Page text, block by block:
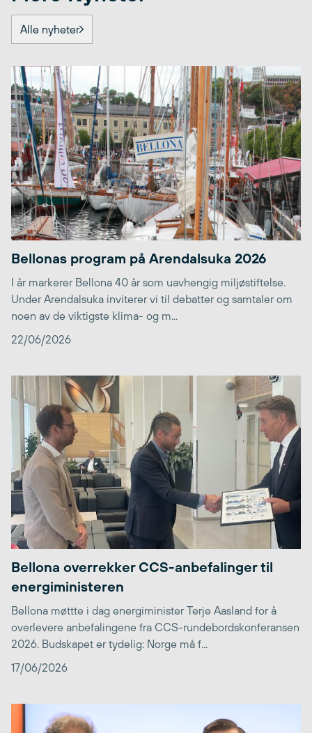
Alle nyheter
Bellonas program på Arendalsuka 2026
I år markerer Bellona 40 år som uavhengig miljøstiftelse.
Under Arendalsuka inviterer vi til debatter og samtaler om
noen av de viktigste klima- og m...
22/06/2026
Bellona overrekker CCS-anbefalinger til
energiministeren
Bellona møttte i dag energiminister Terje Aasland for å
overlevere anbefalingene fra CCS-rundebordskonferansen
2026. Budskapet er tydelig: Norge må f...
17/06/2026